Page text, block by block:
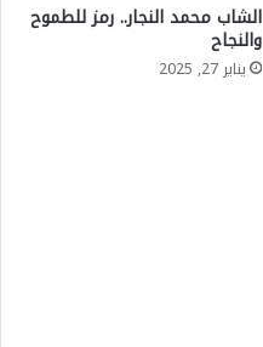
الشاب محمد النجار.. رمز للطموح
والنجاح
يناير 27, 2025